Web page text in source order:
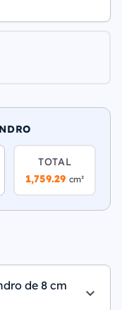
TOTAL
1,759.29cm²
de 8 cm